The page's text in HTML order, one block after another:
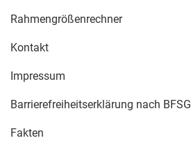
Rahmengrößenrechner
Kontakt
Impressum
Barrierefreiheitserklärung nach BFSG
Fakten